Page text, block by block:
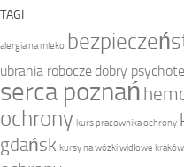
TAGI
alergia na mleko
ubrania robocze dobry
serca poznań
ochrony kurs pracownika ochrony
gdańsk kursy na wózki widłowe kraków